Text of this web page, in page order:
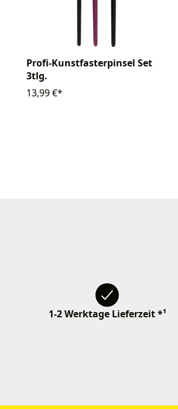
Profi-Kunstfasterpinsel Set
3tlg.
13,99 €*
1-2 Werktage Lieferzeit *¹